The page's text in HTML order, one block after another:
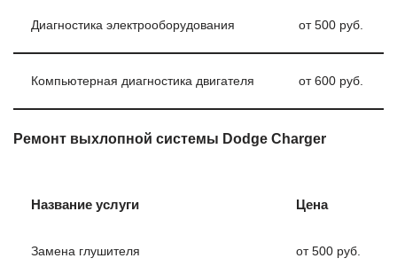
Диагностика электрооборудования от 500 руб.
Компьютерная диагностика двигателя от 600 руб.
Ремонт выхлопной системы Dodge Charger
Название услуги Цена
Замена глушителя от 500 руб.